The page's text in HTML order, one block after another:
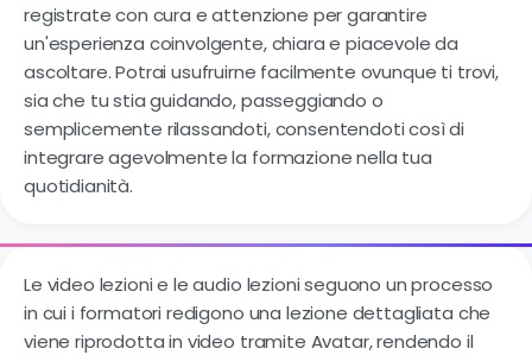
registrate con cura e attenzione per garantire
un'esperienza coinvolgente, chiara e piacevole da
ascoltare. Potrai usufruirne facilmente ovunque ti trovi,
sia che tu stia guidando, passeggiando o
semplicemente rilassandoti, consentendoti così di
integrare agevolmente la formazione nella tua
quotidianità.
Le video lezioni e le audio lezioni seguono un processo
in cui i formatori redigono una lezione dettagliata che
viene riprodotta in video tramite Avatar, rendendo il